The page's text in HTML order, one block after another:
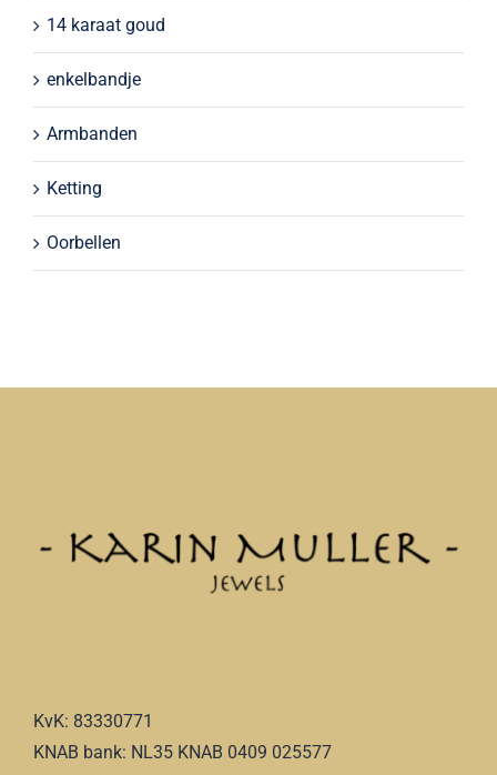
14 karaat goud
enkelbandje
Armbanden
Ketting
Oorbellen
KvK: 83330771
KNAB bank: NL35 KNAB 0409 025577